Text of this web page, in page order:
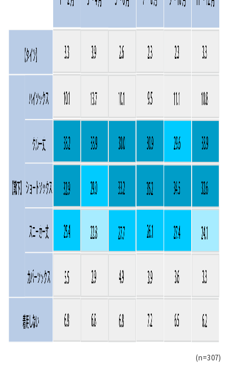
(n=307)